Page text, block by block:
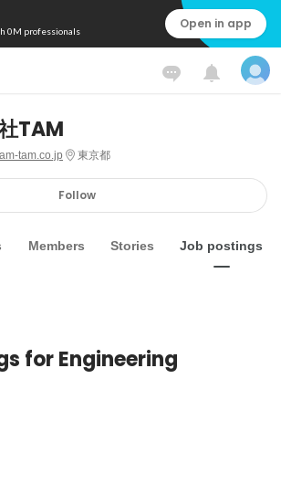
0M professionals Open in app
TAM
tam.co.jp 東京都
Follow
Members Stories Job postings
for Engineering